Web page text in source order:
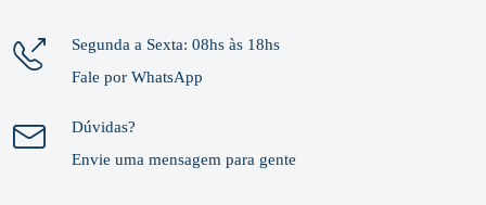
Segunda a Sexta: 08hs às 18hs
Fale por WhatsApp
Dúvidas?
Envie uma mensagem para gente